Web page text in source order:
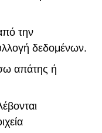
την
δεδομένων.
απάτης ή